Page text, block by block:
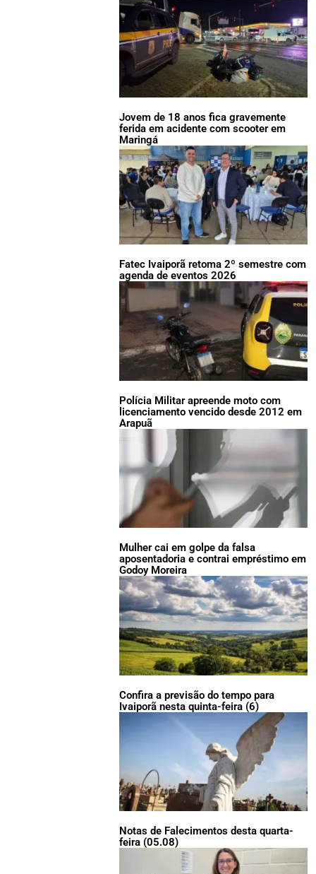
Jovem de 18 anos fica gravemente
ferida em acidente com scooter em
Maringá
Fatec Ivaiporã retoma 2º semestre com
agenda de eventos 2026
Polícia Militar apreende moto com
licenciamento vencido desde 2012 em
Arapuã
Mulher cai em golpe da falsa
aposentadoria e contrai empréstimo em
Godoy Moreira
Confira a previsão do tempo para
Ivaiporã nesta quinta-feira (6)
Notas de Falecimentos desta quarta-
feira (05.08)